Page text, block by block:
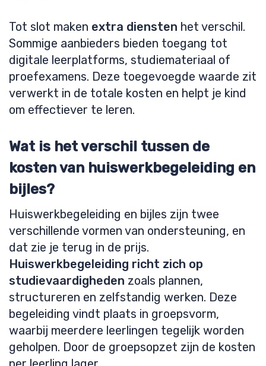
Tot slot maken extra diensten het verschil.
Sommige aanbieders bieden toegang tot
digitale leerplatforms, studiemateriaal of
proefexamens. Deze toegevoegde waarde zit
verwerkt in de totale kosten en helpt je kind
om effectiever te leren.
Wat is het verschil tussen de
kosten van huiswerkbegeleiding en
bijles?
Huiswerkbegeleiding en bijles zijn twee
verschillende vormen van ondersteuning, en
dat zie je terug in de prijs.
Huiswerkbegeleiding richt zich op
studievaardigheden zoals plannen,
structureren en zelfstandig werken. Deze
begeleiding vindt plaats in groepsvorm,
waarbij meerdere leerlingen tegelijk worden
geholpen. Door de groepsopzet zijn de kosten